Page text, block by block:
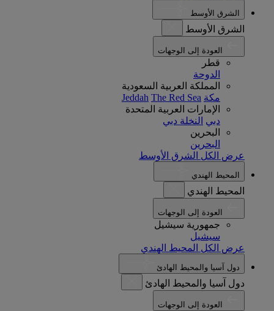
الشرق الأوسط
الشرق الأوسط
قطر
الدوحة
المملكة العربية السعودية
مكة
Jeddah The Red Sea
الإمارات العربية المتحدة
دبي النخلة دبي
البحرين
البحرين
عرض الكل الشرق الأوسط
المحيط الهندي
المحيط الهندي
جمهورية سيشيل
سيشيل
عرض الكل المحيط الهندي
دول آسيا والمحيط الهادئ
دول آسيا والمحيط الهادئ